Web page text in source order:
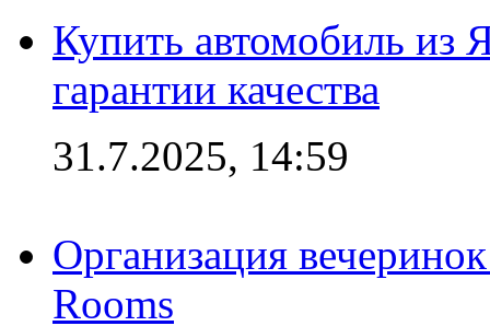
Купить автомобиль из
гарантии качества
31.7.2025, 14:59
Организация
Rooms